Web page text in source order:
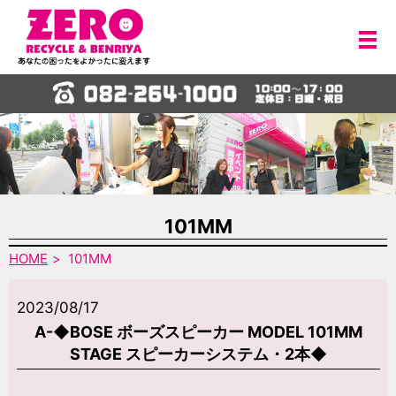
メ
101MM
HOME 101MM
2023/08/17
A-◆BOSE ボーズスピーカー MODEL 101MM
STAGE スピーカーシステム・2本◆